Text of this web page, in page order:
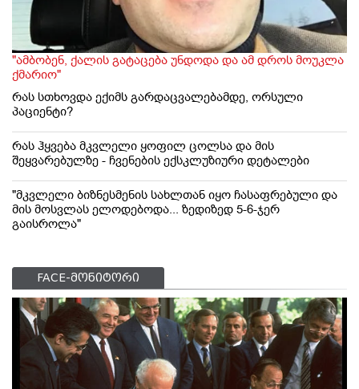
"ამბობენ, ქალის გატაცება უნდოდა და ამ დროს მოუკლა
ქმარიო"
რას სთხოვდა ექიმს გარდაცვალებამდე, ორსული
პაციენტი?
რას ჰყვება მკვლელი ყოფილ ცოლსა და მის
შეყვარებულზე - ჩვენების ექსკლუზიური დეტალები
"მკვლელი ბიზნესმენის სახლთან იყო ჩასაფრებული და
მის მოსვლას ელოდებოდა... ზედიზედ 5-6-ჯერ
გაისროლა"
FACE-მონიტორი